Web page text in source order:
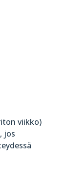
viikko)
jos